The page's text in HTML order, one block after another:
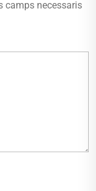
camps necessaris